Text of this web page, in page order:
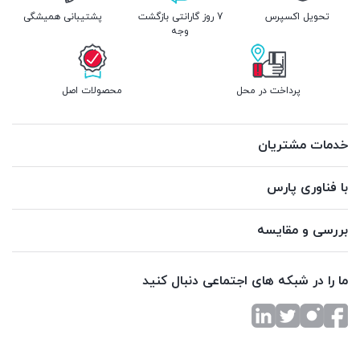
تحویل اکسپرس
7 روز گارانتی بازگشت
وجه
پشتیبانی همیشگی
پرداخت در محل محصولات اصل
خدمات مشتریان
با فناوری پارس
بررسی و مقایسه
ما را در شبکه های اجتماعی دنبال کنید